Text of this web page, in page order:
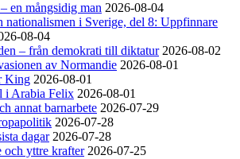
en mångsidig man 2026-08-04
nationalismen i Sverige, del 8: Uppfinnare
08-04
– från demokrati till diktatur 2026-08-02
av Normandie 2026-08-01
King 2026-08-01
i Arabia Felix 2026-08-01
annat barnarbete 2026-07-29
2026-07-28
dagar 2026-07-28
och yttre krafter 2026-07-25